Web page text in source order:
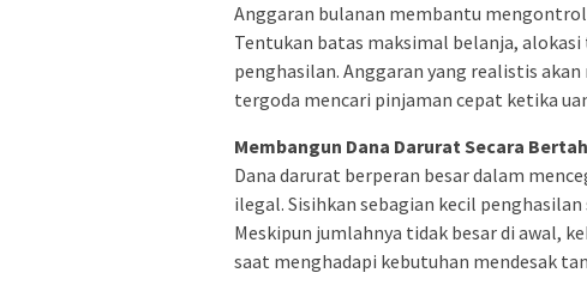
Anggaran bulanan membantu
Tentukan batas maksimal belanja,
penghasilan. Anggaran yang realistis
tergoda mencari pinjaman cepat ketika
Membangun Dana Darurat Secara
Dana darurat berperan besar dalam
ilegal. Sisihkan sebagian kecil
Meskipun jumlahnya tidak besar di awal,
saat menghadapi kebutuhan mendesak